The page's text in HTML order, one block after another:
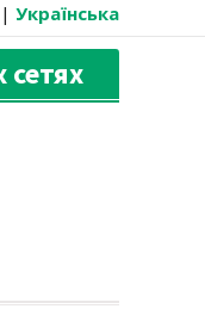
| Українська